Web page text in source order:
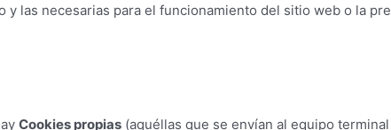
y las necesarias para el funcionamiento del sitio web o la
Cookies propias (aquéllas que se envían al equipo